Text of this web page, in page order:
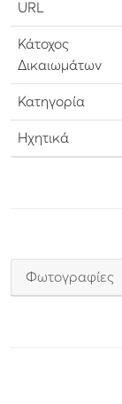
URL
Κάτοχος
Δικαιωμάτων
Κατηγορία
Ηχητικά
Φωτογραφίες